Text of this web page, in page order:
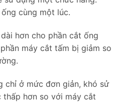
cùng một lúc.
hơn cho phần cắt ống
máy cắt tấm bị giảm so
chỉ ở mức đơn giản, khó sử
thấp hơn so với máy cắt